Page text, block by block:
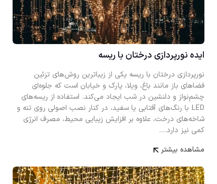
ایده نورپردازی درختان با ریسه
نورپردازی درختان با ریسه یکی از زیباترین روش‌های تزئین
فضاهای باز مانند باغ، ویلا، پارک و خیابان است که جلوه‌ای
چشم‌نواز و دلنشین در شب ایجاد می‌کند. استفاده از ریسه‌های
LED با رنگ‌های آفتابی یا سفید، در کنار نصب اصولی روی تنه و
شاخه‌های درخت، علاوه بر افزایش زیبایی محیط، مصرف انرژی
کمی نیز دارد.…
مشاهده بیشتر